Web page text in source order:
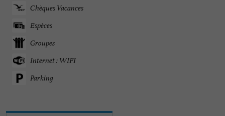
Chèques Vacances
Espèces
Groupes
Internet : WIFI
Parking